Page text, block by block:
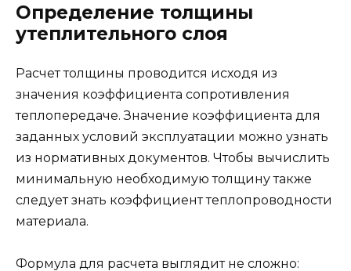
Определение толщины
утеплительного слоя
Расчет толщины проводится исходя из
значения коэффициента сопротивления
теплопередаче. Значение коэффициента для
заданных условий эксплуатации можно узнать
из нормативных документов. Чтобы вычислить
минимальную необходимую толщину также
следует знать коэффициент теплопроводности
материала.
Формула для расчета выглядит не сложно: